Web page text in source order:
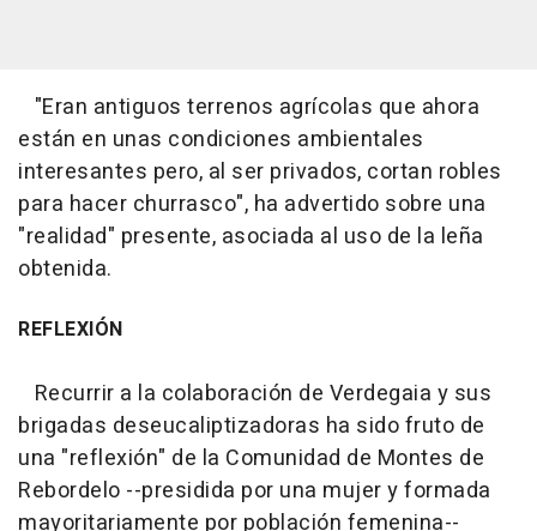
"Eran antiguos terrenos agrícolas que ahora
están en unas condiciones ambientales
interesantes pero, al ser privados, cortan robles
para hacer churrasco", ha advertido sobre una
"realidad" presente, asociada al uso de la leña
obtenida.
REFLEXIÓN
Recurrir a la colaboración de Verdegaia y sus
brigadas deseucaliptizadoras ha sido fruto de
una "reflexión" de la Comunidad de Montes de
Rebordelo --presidida por una mujer y formada
mayoritariamente por población femenina--